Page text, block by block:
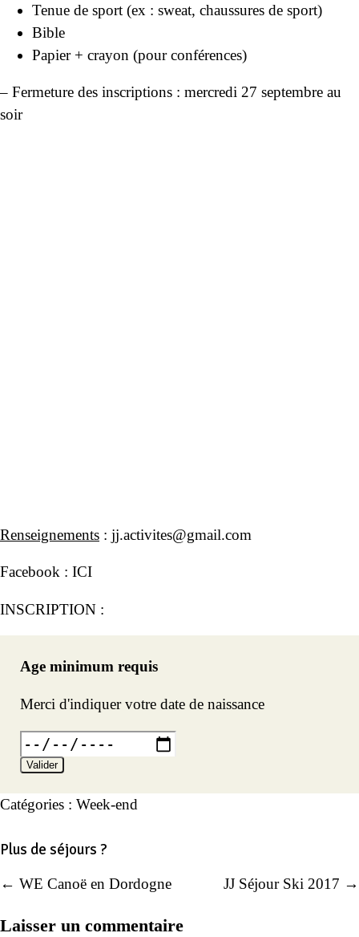
Tenue de sport (ex : sweat, chaussures de sport)
Bible
Papier + crayon (pour conférences)
– Fermeture des inscriptions : mercredi 27 septembre au
soir
Renseignements : jj.activites@gmail.com
Facebook : ICI
INSCRIPTION :
Age minimum requis
Merci d'indiquer votre date de naissance
Valider
Catégories : Week-end
Plus de séjours ?
Navigation
de
← WE Canoë en Dordogne JJ Séjour Ski 2017 →
Laisser un commentaire